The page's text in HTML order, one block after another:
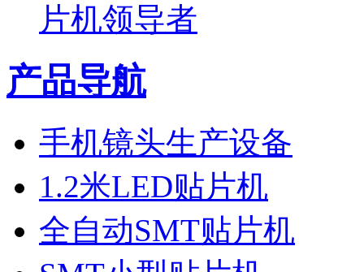
片机领导者
产品导航
手机镜头生产设备
1.2米LED贴片机
全自动SMT贴片机